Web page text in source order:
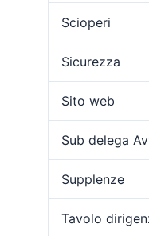
Scioperi
Sicurezza
Sito web
Sub delega
Supplenze
Tavolo